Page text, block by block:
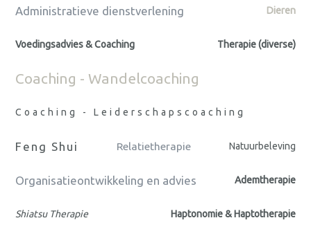
Administratieve dienstverlening Dieren
Voedingsadvies & Coaching Therapie (diverse)
Coaching - Wandelcoaching
Coaching - Leiderschapscoaching
Feng Shui Relatietherapie Natuurbeleving
Organisatieontwikkeling en advies Ademtherapie
Shiatsu Therapie Haptonomie & Haptotherapie